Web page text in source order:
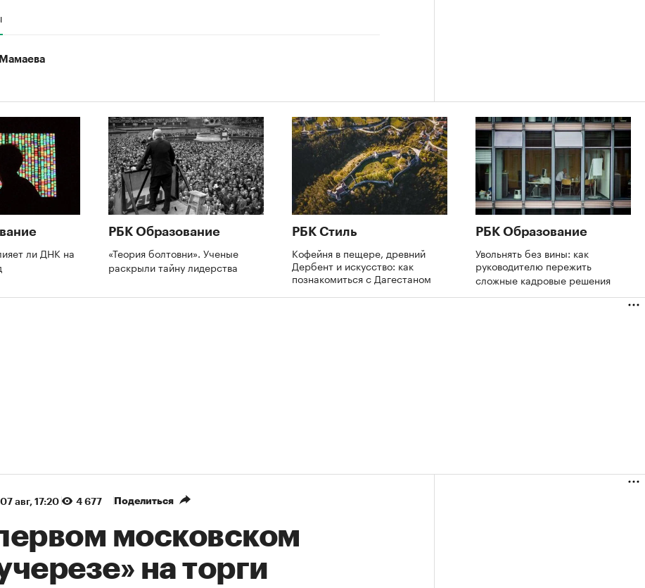
ли ДНК на
РБК Образование
«Теория болтовни». Ученые
раскрыли тайну лидерства
РБК Стиль
Кофейня в пещере, древний
Дербент и искусство: как
познакомиться с Дагестаном
РБК Образование
Увольнять без вины: как
руководителю пережить
сложные кадровые решения
07 авг, 17:20 4 677 Поделиться
московском
на торги